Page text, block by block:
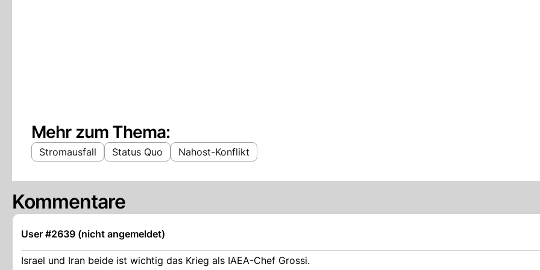
Mehr zum Thema:
Stromausfall Status Quo Nahost-Konflikt
Kommentare
User #2639 (nicht angemeldet)
Israel und Iran beide ist wichtig das Krieg als IAEA-Chef Grossi.